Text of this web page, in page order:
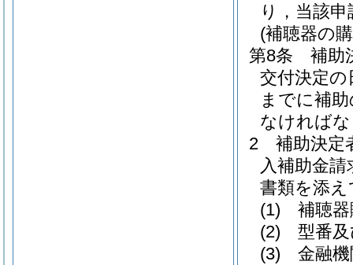
り，当該
(補聴器の
第8条
補助
交付決定の
までに補
なければ
2
補助決定
入補助金
書類を添
(1)
補聴
(2)
型番
(3)
金融